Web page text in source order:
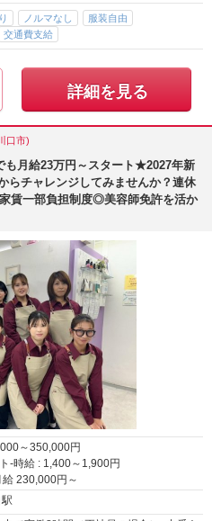
ノルマなし
服装自由
交通費支給
詳細を見る
口市)
月給23万円～スタート★2027年新
らチャレンジしてみませんか？連休
賃一部負担制度◎美容師免許を活か
～350,000円
-時給 : 1,400～ 1,900円
給 230,000円～